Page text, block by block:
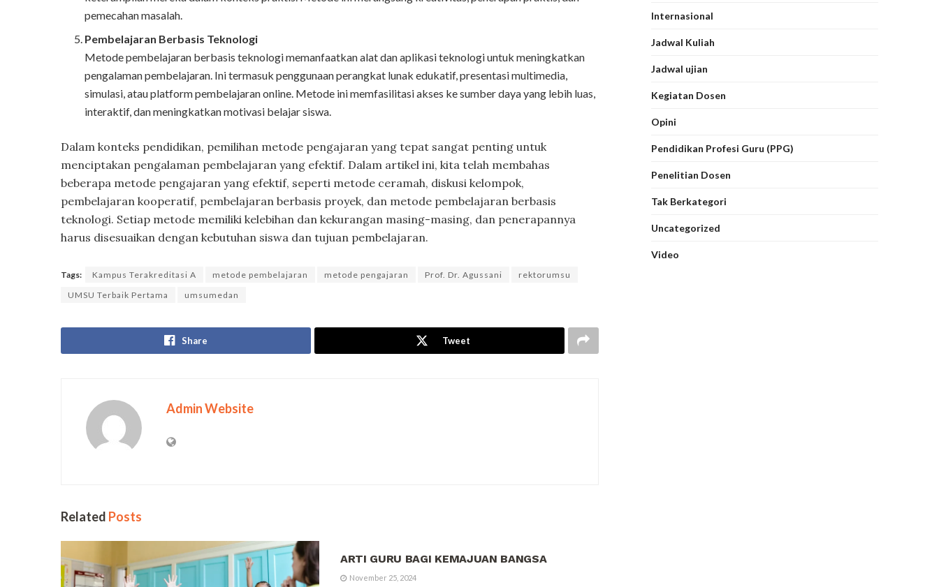
pemecahan masalah.
Pembelajaran Berbasis Teknologi
Metode pembelajaran berbasis teknologi memanfaatkan alat dan aplikasi teknologi untuk meningkatkan
pengalaman pembelajaran. Ini termasuk penggunaan perangkat lunak edukatif, presentasi multimedia,
simulasi, atau platform pembelajaran online. Metode ini memfasilitasi akses ke sumber daya yang lebih luas,
interaktif, dan meningkatkan motivasi belajar siswa.
Dalam konteks pendidikan, pemilihan metode pengajaran yang tepat sangat penting untuk
menciptakan pengalaman pembelajaran yang efektif. Dalam artikel ini, kita telah membahas
beberapa metode pengajaran yang efektif, seperti metode ceramah, diskusi kelompok,
pembelajaran kooperatif, pembelajaran berbasis proyek, dan metode pembelajaran berbasis
teknologi. Setiap metode memiliki kelebihan dan kekurangan masing-masing, dan penerapannya
harus disesuaikan dengan kebutuhan siswa dan tujuan pembelajaran.
Tags: Kampus Terakreditasi A metode pembelajaran metode pengajaran Prof. Dr. Agussani
rektorumsu
UMSU Terbaik Pertama
umsumedan
Share Tweet
Admin Website
Related Posts
ARTI GURU BAGI KEMAJUAN BANGSA
November 25, 2024
Internasional
Jadwal Kuliah
Jadwal ujian
Kegiatan Dosen
Opini
Pendidikan Profesi Guru (PPG)
Penelitian Dosen
Tak Berkategori
Uncategorized
Video